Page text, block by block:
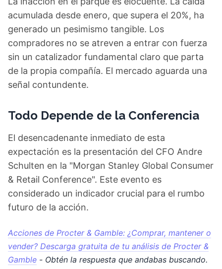
acumulada desde enero, que supera el 20%, ha
generado un pesimismo tangible. Los
compradores no se atreven a entrar con fuerza
sin un catalizador fundamental claro que parta
de la propia compañía. El mercado aguarda una
señal contundente.
Todo Depende de la Conferencia
El desencadenante inmediato de esta
expectación es la presentación del CFO Andre
Schulten en la "Morgan Stanley Global Consumer
& Retail Conference". Este evento es
considerado un indicador crucial para el rumbo
futuro de la acción.
Acciones de Procter & Gamble: ¿Comprar, mantener o
vender? Descarga gratuita de tu análisis de Procter &
Gamble - Obtén la respuesta que andabas buscando.